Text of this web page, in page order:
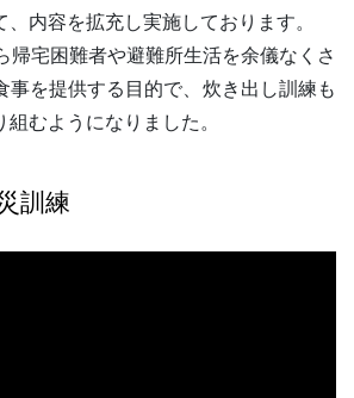
内容を拡充し実施しております。
帰宅困難者や避難所生活を余儀なくさ
事を提供する目的で、炊き出し訓練も
むようになりました。
訓練